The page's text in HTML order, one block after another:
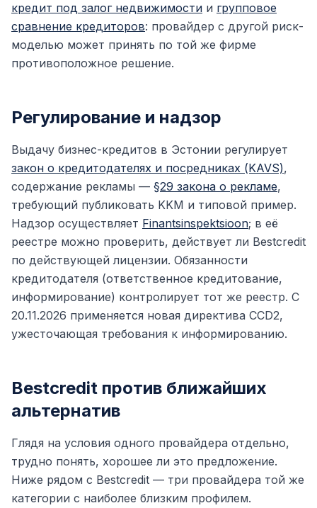
кредит под залог недвижимости и групповое
сравнение кредиторов: провайдер с другой риск-
моделью может принять по той же фирме
противоположное решение.
Регулирование и надзор
Выдачу бизнес-кредитов в Эстонии регулирует
закон о кредитодателях и посредниках (KAVS),
содержание рекламы — §29 закона о рекламе,
требующий публиковать KKM и типовой пример.
Надзор осуществляет Finantsinspektsioon; в её
реестре можно проверить, действует ли Bestcredit
по действующей лицензии. Обязанности
кредитодателя (ответственное кредитование,
информирование) контролирует тот же реестр. С
20.11.2026 применяется новая директива CCD2,
ужесточающая требования к информированию.
Bestcredit против ближайших
альтернатив
Глядя на условия одного провайдера отдельно,
трудно понять, хорошее ли это предложение.
Ниже рядом с Bestcredit — три провайдера той же
категории с наиболее близким профилем.